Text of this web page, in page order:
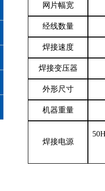
网片幅宽
经线数量
焊接速度
焊接变压器
外形尺寸
机器重量
焊接电源